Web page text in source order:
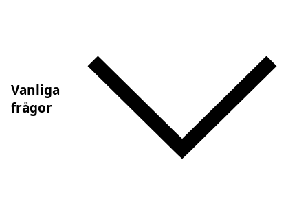
Vanliga
frågor